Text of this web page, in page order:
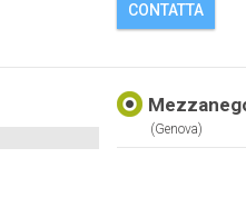
CONTATTA
(genova)